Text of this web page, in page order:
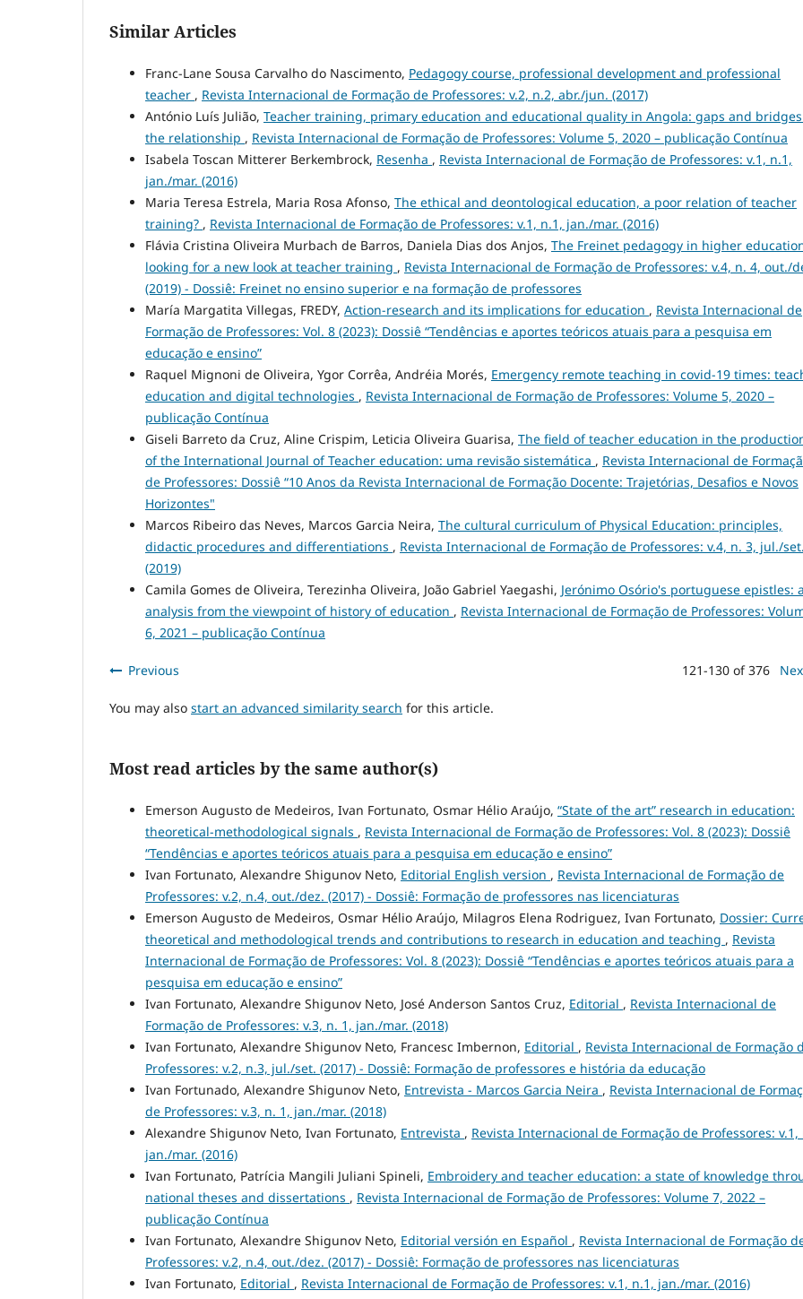
Similar Articles
Franc-Lane Sousa Carvalho do Nascimento, Pedagogy course, professional development and professional
teacher , Revista Internacional de Formação de Professores: v.2, n.2, abr./jun. (2017)
António Luís Julião, Teacher training, primary education and educational quality in Angola: gaps and
the relationship , Revista Internacional de Formação de Professores: Volume 5, 2020 – publicação Contínua
Isabela Toscan Mitterer Berkembrock, Resenha , Revista Internacional de Formação de Professores: v.1, n.1,
jan./mar. (2016)
Maria Teresa Estrela, Maria Rosa Afonso, The ethical and deontological education, a poor relation of teacher
training? , Revista Internacional de Formação de Professores: v.1, n.1, jan./mar. (2016)
Flávia Cristina Oliveira Murbach de Barros, Daniela Dias dos Anjos, The Freinet pedagogy in higher
looking for a new look at teacher training , Revista Internacional de Formação de Professores: v.4, n. 4, out./
(2019) - Dossiê: Freinet no ensino superior e na formação de professores
María Margatita Villegas, FREDY, Action-research and its implications for education , Revista Internacional de
Formação de Professores: Vol. 8 (2023): Dossiê “Tendências e aportes teóricos atuais para a pesquisa em
educação e ensino”
Raquel Mignoni de Oliveira, Ygor Corrêa, Andréia Morés, Emergency remote teaching in covid-19 times:
education and digital technologies , Revista Internacional de Formação de Professores: Volume 5, 2020 –
publicação Contínua
Giseli Barreto da Cruz, Aline Crispim, Leticia Oliveira Guarisa, The field of teacher education in the
of the International Journal of Teacher education: uma revisão sistemática , Revista Internacional de
de Professores: Dossiê “10 Anos da Revista Internacional de Formação Docente: Trajetórias, Desafios e Novos
Horizontes"
Marcos Ribeiro das Neves, Marcos Garcia Neira, The cultural curriculum of Physical Education: principles,
didactic procedures and differentiations , Revista Internacional de Formação de Professores: v.4, n. 3, jul./set.
(2019)
Camila Gomes de Oliveira, Terezinha Oliveira, João Gabriel Yaegashi, Jerónimo Osório's portuguese epistles:
analysis from the viewpoint of history of education , Revista Internacional de Formação de Professores:
6, 2021 – publicação Contínua
Previous 121-130 of 376
You may also start an advanced similarity search for this article.
Most read articles by the same author(s)
Emerson Augusto de Medeiros, Ivan Fortunato, Osmar Hélio Araújo, “State of the art” research in education:
theoretical-methodological signals , Revista Internacional de Formação de Professores: Vol. 8 (2023): Dossiê
“Tendências e aportes teóricos atuais para a pesquisa em educação e ensino”
Ivan Fortunato, Alexandre Shigunov Neto, Editorial English version , Revista Internacional de Formação de
Professores: v.2, n.4, out./dez. (2017) - Dossiê: Formação de professores nas licenciaturas
Emerson Augusto de Medeiros, Osmar Hélio Araújo, Milagros Elena Rodriguez, Ivan Fortunato, Dossier:
theoretical and methodological trends and contributions to research in education and teaching , Revista
Internacional de Formação de Professores: Vol. 8 (2023): Dossiê “Tendências e aportes teóricos atuais para a
pesquisa em educação e ensino”
Ivan Fortunato, Alexandre Shigunov Neto, José Anderson Santos Cruz, Editorial , Revista Internacional de
Formação de Professores: v.3, n. 1, jan./mar. (2018)
Ivan Fortunato, Alexandre Shigunov Neto, Francesc Imbernon, Editorial , Revista Internacional de Formação
Professores: v.2, n.3, jul./set. (2017) - Dossiê: Formação de professores e história da educação
Ivan Fortunado, Alexandre Shigunov Neto, Entrevista - Marcos Garcia Neira , Revista Internacional de
de Professores: v.3, n. 1, jan./mar. (2018)
Alexandre Shigunov Neto, Ivan Fortunato, Entrevista , Revista Internacional de Formação de Professores: v.1,
jan./mar. (2016)
Ivan Fortunato, Patrícia Mangili Juliani Spineli, Embroidery and teacher education: a state of knowledge
national theses and dissertations , Revista Internacional de Formação de Professores: Volume 7, 2022 –
publicação Contínua
Ivan Fortunato, Alexandre Shigunov Neto, Editorial versión en Español , Revista Internacional de Formação
Professores: v.2, n.4, out./dez. (2017) - Dossiê: Formação de professores nas licenciaturas
Ivan Fortunato, Editorial , Revista Internacional de Formação de Professores: v.1, n.1, jan./mar. (2016)